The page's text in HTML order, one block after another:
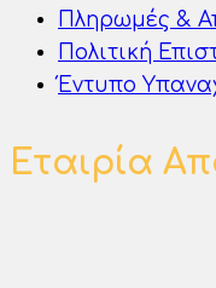
Πληρωμές &
Πολιτική
Έντυπο
Εταιρία